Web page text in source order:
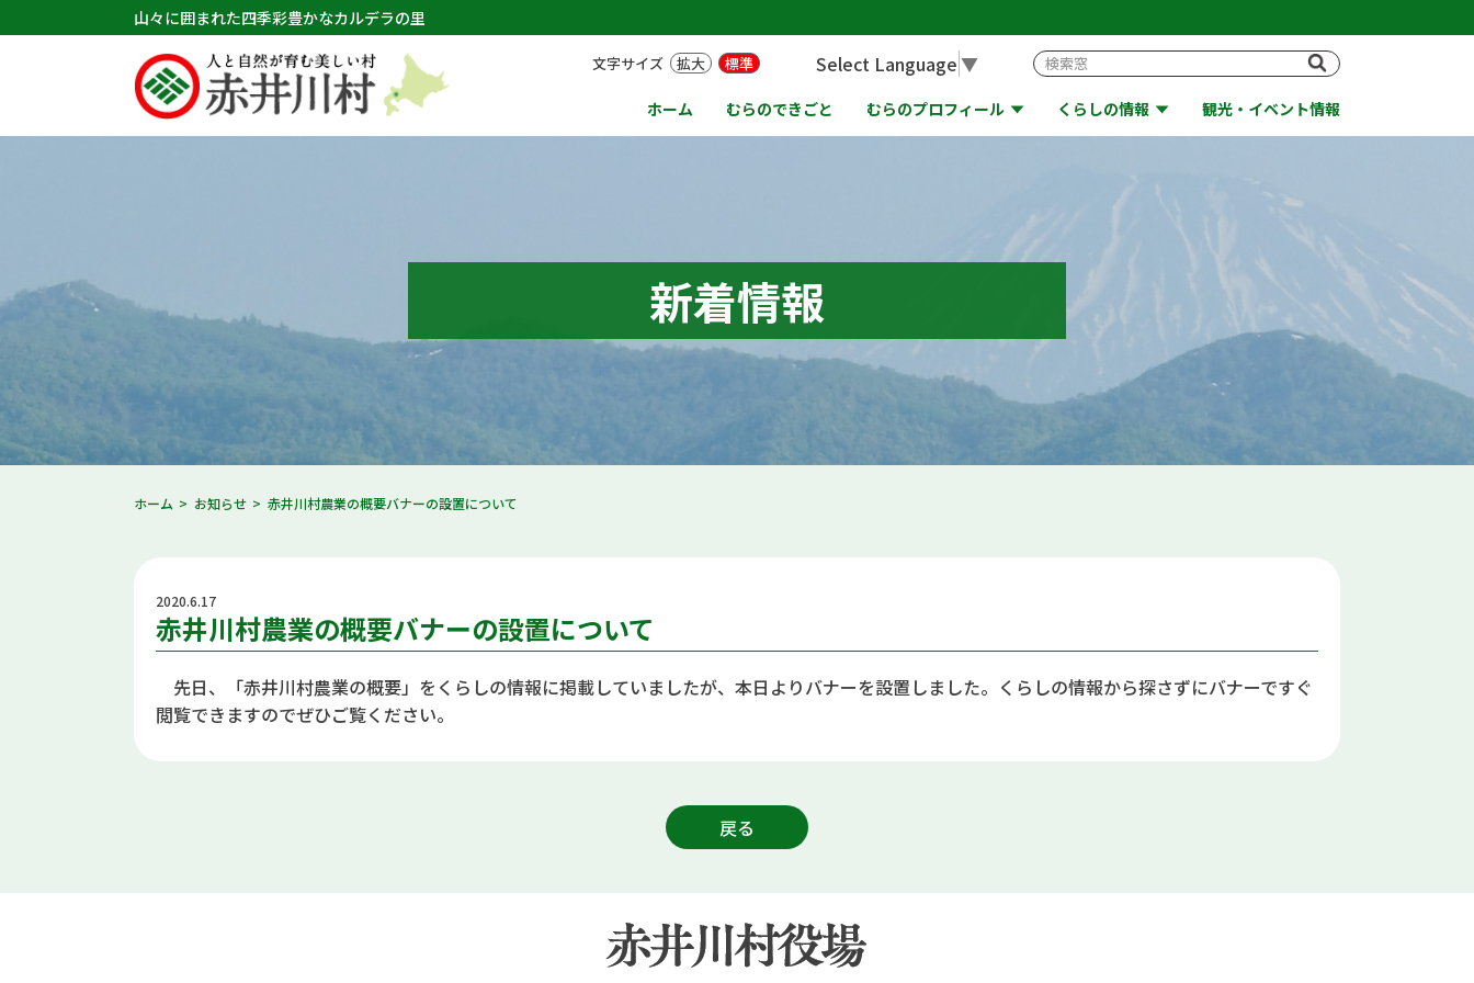
山々に囲まれた四季彩豊かなカルデラの里
ホーム むらのできごと むらのプロフィール くらしの情報 観光・イベント情報
文字サイズ 拡大 標準 Select Language▼
新着情報
ホーム お知らせ 赤井川村農業の概要バナーの設置について
2020.6.17
赤井川村農業の概要バナーの設置について
先日、「赤井川村農業の概要」をくらしの情報に掲載していましたが、本日よりバナーを設置しました。くらしの情報から探さずにバナーですぐ
閲覧できますのでぜひご覧ください。
戻る